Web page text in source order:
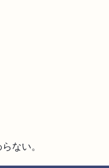
ない。